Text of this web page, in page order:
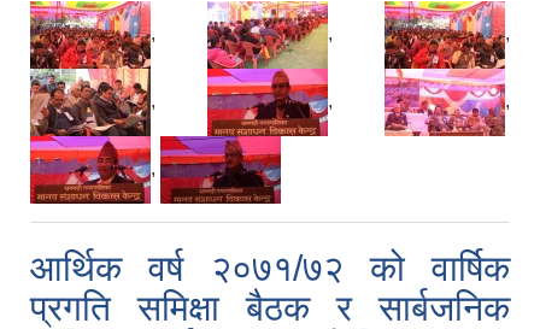
, , ,
, , ,
,
आर्थिक वर्ष २०७१/७२ को वार्षिक
प्रगति समिक्षा बैठक र सार्बजनिक